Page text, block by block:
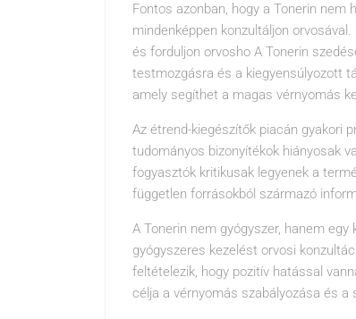
Fontos azonban, hogy a Tonerin
mindenképpen konzultáljon
és forduljon orvosho A Tonerin
testmozgásra és a kiegyensúlyozott
amely segíthet a magas vérnyomás
Az étrend-kiegészítők piacán gyakori
tudományos bizonyítékok hiányosak
fogyasztók kritikusak legyenek a
független forrásokból származó
A Tonerin nem gyógyszer, hanem
gyógyszeres kezelést orvosi
feltételezik, hogy pozitív hatással
célja a vérnyomás szabályozása és